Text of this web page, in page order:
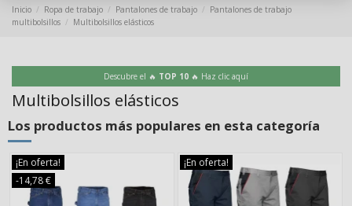
Inicio Ropa de trabajo Pantalones de trabajo
Pantalones de trabajo
multibolsillos
Multibolsillos elásticos
Descubre el 🔥 TOP 10 🔥 Haz clic aquí
Multibolsillos elásticos
Los productos más populares en esta categoría
¡En oferta!
-14,78 €
¡En oferta!